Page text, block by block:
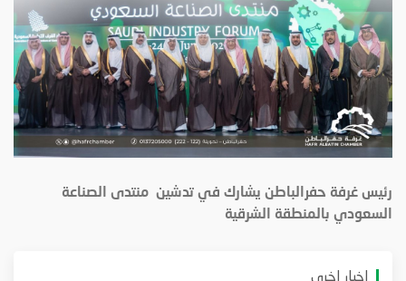
رئيس غرفة حفرالباطن يشارك في تدشين منتدى الصناعة
السعودي بالمنطقة الشرقية
اخبار اخرى